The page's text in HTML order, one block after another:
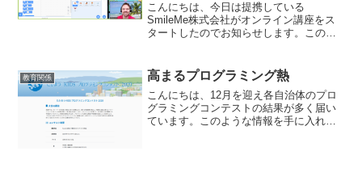
こんにちは、今日は提携している
SmileMe株式会社がオンライン講座をス
タートしたのでお知らせします。このオ
セッシング、3DCGの3科目を学ぶことが
できます。また、グル...
教育関係 高まるプログラミング熱
こんにちは、12月を迎え各自治体のプロ
グラミングコンテストの結果が多く届い
ています。このような情報を手に入れる